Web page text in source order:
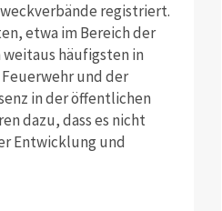
registriert.
etwa im Bereich der
häufigsten in
und der
in der öffentlichen
dazu, dass es nicht
Entwicklung und